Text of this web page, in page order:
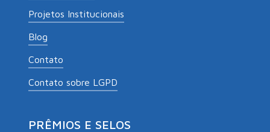
Projetos Institucionais
Blog
Contato
Contato sobre LGPD
PRÊMIOS E SELOS